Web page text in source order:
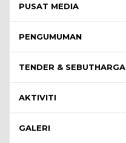
PUSAT MEDIA
PENGUMUMAN
TENDER & SEBUTHARGA
AKTIVITI
GALERI